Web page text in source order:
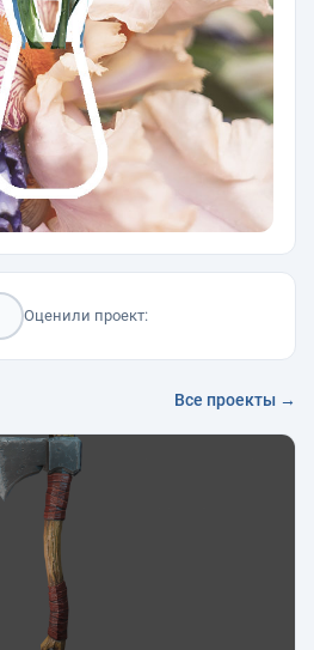
Оценили проект:
Все проекты →